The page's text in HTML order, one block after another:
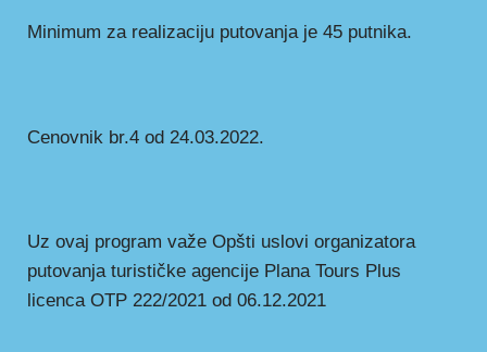
Minimum za realizaciju putovanja je 45 putnika.
Cenovnik br.4 od 24.03.2022.
Uz ovaj program važe Opšti uslovi organizatora
putovanja turističke agencije Plana Tours Plus
licenca OTP 222/2021 od 06.12.2021